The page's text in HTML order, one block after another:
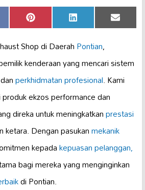
Share
on
Pinterest Share
on
LinkedIn Share
on
Email
Shop di DaerahPontian,
kenderaan yang mencari sistem
danperkhidmatan profesional. Kami
ekzos performance dan
direka untuk meningkatkanprestasi
ketara. Dengan pasukanmekanik
kepadakepuasan pelanggan,
bagi mereka yang menginginkan
di Pontian.